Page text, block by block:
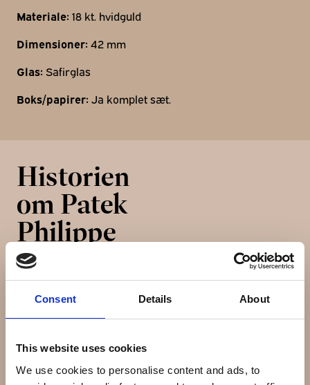
Consent Details About
This website uses cookies
We use cookies to personalise content and ads, to
Materiale: 18 kt. hvidguld
Dimensioner: 42 mm
Glas: Safirglas
Boks/papirer: Ja komplet sæt.
Historien
om Patek
Philippe
virksomhed, der producerer af ure. Virksomheden blev
grundlagt 1851. Alle ure som Patek Phillippe har
arkiver.